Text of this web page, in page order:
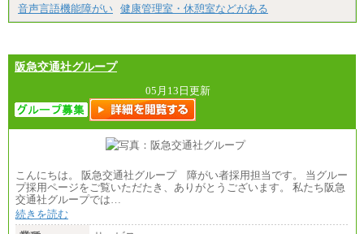
音声言語機能障がい 健康管理室・休憩室などがある
阪急交通社グループ
05月13日更新
こんにちは。 阪急交通社グループ 障がい者採用担当です。 当グルー
プ採用ページをご覧いただたき、ありがとうございます。 私たち阪急
交通社グループでは…
続きを読む